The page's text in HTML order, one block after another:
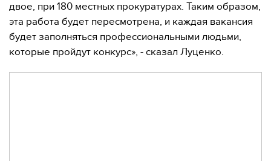
двое, при 180 местных прокуратурах. Таким образом,
эта работа будет пересмотрена, и каждая вакансия
будет заполняться профессиональными людьми,
которые пройдут конкурс», - сказал Луценко.